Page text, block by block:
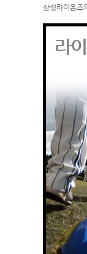
삼성라이온즈
라